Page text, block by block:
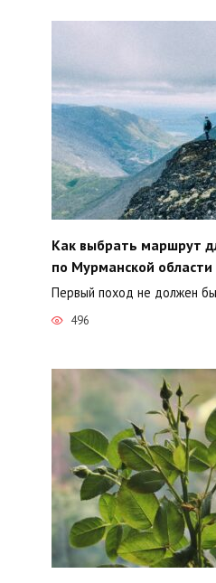
Как выбрать маршрут
по Мурманской области
Первый поход не должен
496